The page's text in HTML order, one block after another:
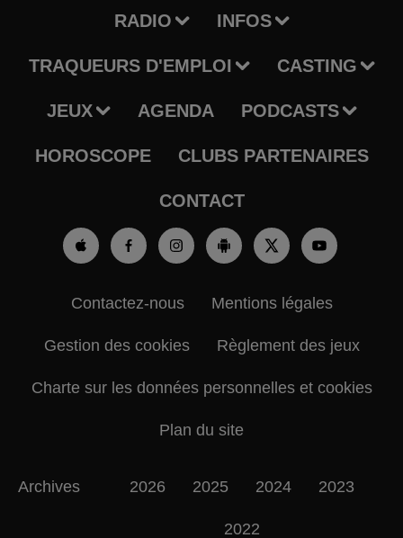
RADIO INFOS
TRAQUEURS D'EMPLOI CASTING
JEUX AGENDA PODCASTS
HOROSCOPE CLUBS PARTENAIRES
CONTACT
Contactez-nous Mentions légales
Gestion des cookies Règlement des jeux
Charte sur les données personnelles et cookies
Plan du site
Archives 2026 2025 2024 2023
2022